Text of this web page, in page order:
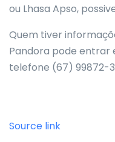
ou Lhasa Apso,
Quem tiver
Pandora pode
telefone (67) 99872-
Source link